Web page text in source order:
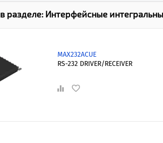
в разделе: Интерфейсные
MAX232ACUE
RS-232 DRIVER/RECEIVER